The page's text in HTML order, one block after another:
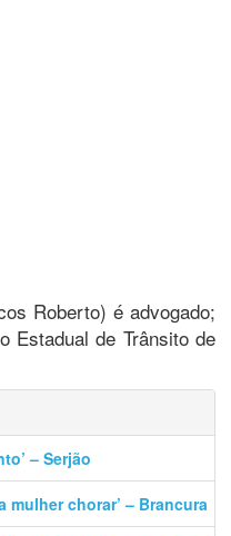
Roberto) é advogado;
Estadual de Trânsito de
– Serjão
mulher chorar’ – Brancura